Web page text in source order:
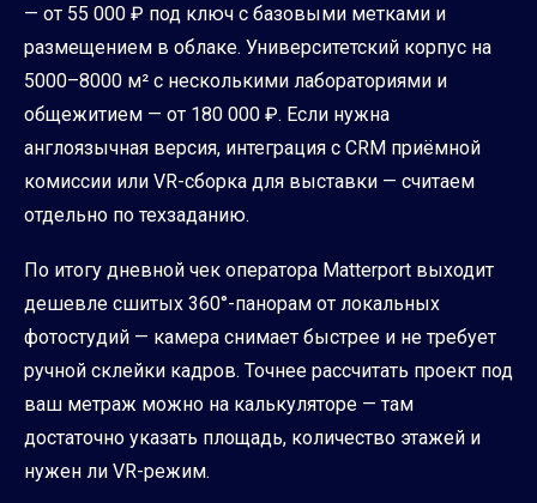
— от 55 000 ₽ под ключ с базовыми метками и
размещением в облаке. Университетский корпус на
5000–8000 м² с несколькими лабораториями и
общежитием — от 180 000 ₽. Если нужна
англоязычная версия, интеграция с CRM приёмной
комиссии или VR-сборка для выставки — считаем
отдельно по техзаданию.
По итогу дневной чек оператора Matterport выходит
дешевле сшитых 360°-панорам от локальных
фотостудий — камера снимает быстрее и не требует
ручной склейки кадров. Точнее рассчитать проект под
ваш метраж можно на калькуляторе — там
достаточно указать площадь, количество этажей и
нужен ли VR-режим.